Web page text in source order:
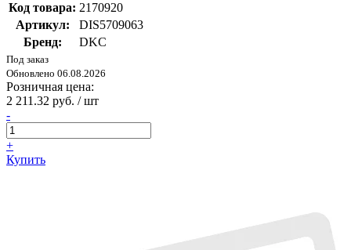
Код товара: 2170920
Артикул:
DIS5709063
Бренд:
DKC
Под заказ
Обновлено 06.08.2026
Розничная цена:
2 211.32 руб. / шт
-
+
Купить